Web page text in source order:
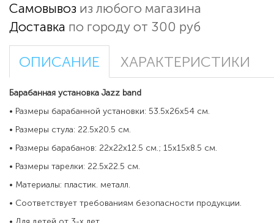
Самовывоз из любого магазина
Доставка по городу от 300 руб
ОПИСАНИЕ ХАРАКТЕРИСТИКИ
Барабанная установка Jazz band
• Размеры барабанной установки: 53.5х26х54 см.
• Размеры стула: 22.5х20.5 см.
• Размеры барабанов: 22х22х12.5 см.; 15х15х8.5 см.
• Размеры тарелки: 22.5х22.5 см.
• Материалы: пластик. металл.
• Соответствует требованиям безопасности продукции.